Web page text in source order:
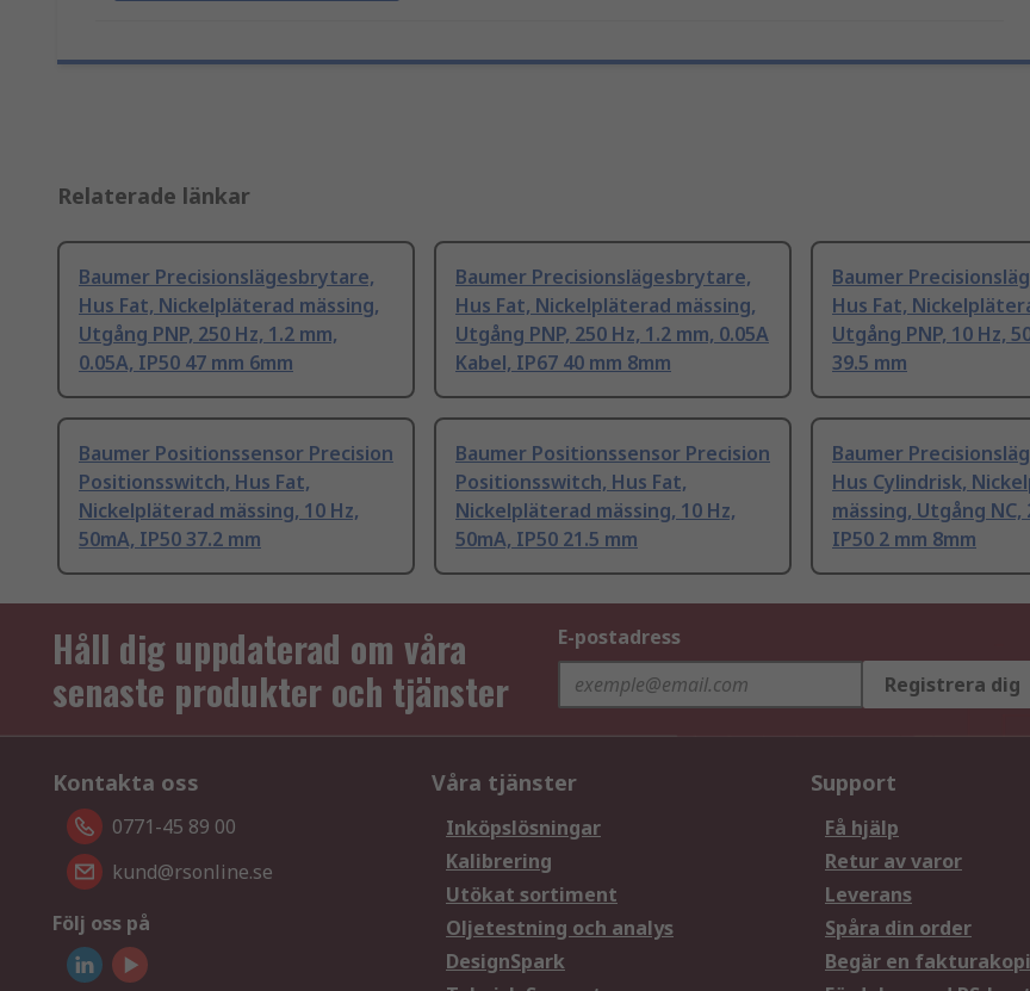
Relaterade länkar
Baumer Precisionslägesbrytare,
Hus Fat, Nickelpläterad mässing,
Utgång PNP, 250 Hz, 1.2 mm,
0.05A, IP50 47 mm 6mm
Baumer Precisionslägesbrytare,
Hus Fat, Nickelpläterad mässing,
Utgång PNP, 250 Hz, 1.2 mm, 0.05A
Kabel, IP67 40 mm 8mm
Baumer
Hus Fat,
Utgång PNP, 10 Hz,
39.5 mm
Baumer Positionssensor Precision
Positionsswitch, Hus Fat,
Nickelpläterad mässing, 10 Hz,
50mA, IP50 37.2 mm
Baumer Positionssensor Precision
Positionsswitch, Hus Fat,
Nickelpläterad mässing, 10 Hz,
50mA, IP50 21.5 mm
Baumer
Hus Cylindrisk,
mässing, Utgång NC,
IP50 2 mm 8mm
Håll dig uppdaterad om våra
senaste produkter och tjänster
E-postadress
Registrera dig
Kontakta oss
0771-45 89 00
kund@rsonline.se
Följ oss på
Våra tjänster
Inköpslösningar
Kalibrering
Utökat sortiment
Oljetestning och analys
DesignSpark
Support
Få hjälp
Retur av varor
Leverans
Spåra din order
Begär en fakturakopi